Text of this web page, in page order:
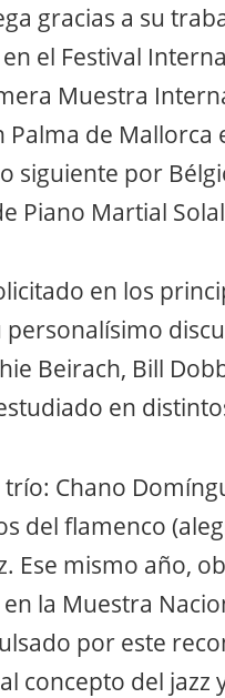
gracias a su
el Festival
Muestra
de Mallorca
siguiente por
Piano Martial
en los
personalísimo
Beirach, Bill
en
Chano
del flamenco
Ese mismo año,
la Muestra
por este
concepto del jazz